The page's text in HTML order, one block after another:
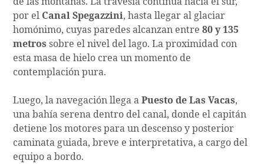
por el Canal Spegazzini, hasta llegar al glaciar
homónimo, cuyas paredes alcanzan entre80 y 135
metros sobre el nivel del lago. La proximidad con
esta masa de hielo crea un momento de
contemplación pura.
Luego, la navegación llega aPuesto de Las Vacas,
una bahía serena dentro del canal, donde el capitán
detiene los motores para un descenso y posterior
caminata guiada, breve e interpretativa, a cargo del
equipo a bordo.